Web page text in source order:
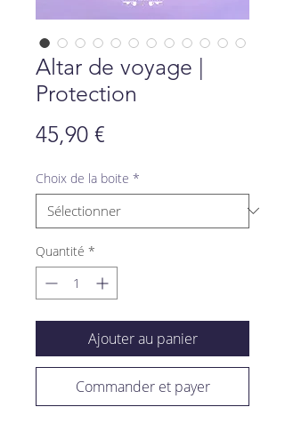
Altar de voyage |
Protection
45,90 €
Choix de la boite *
Quantité *
Ajouter au panier
Commander et payer